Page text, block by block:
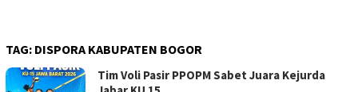
TAG: DISPORA KABUPATEN BOGOR
Tim Voli Pasir PPOPM Sabet Juara Kejurda